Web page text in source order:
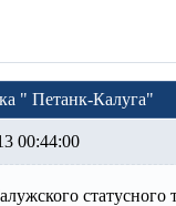
" Петанк-Калуга"
00:44:00
статусного